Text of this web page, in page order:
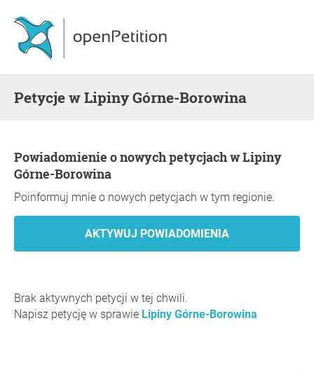
Petycje w Lipiny Górne-Borowina
Powiadomienie o nowych petycjach w Lipiny
Górne-Borowina
Poinformuj mnie o nowych petycjach w tym regionie.
Brak aktywnych petycji w tej chwili.
Napisz petycję w sprawie Lipiny Górne-Borowina